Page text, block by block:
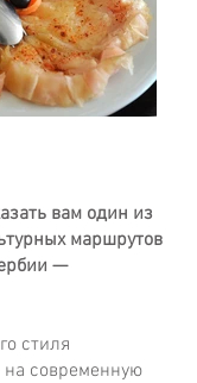
вам один из
маршрутов
—
стиля
на современную